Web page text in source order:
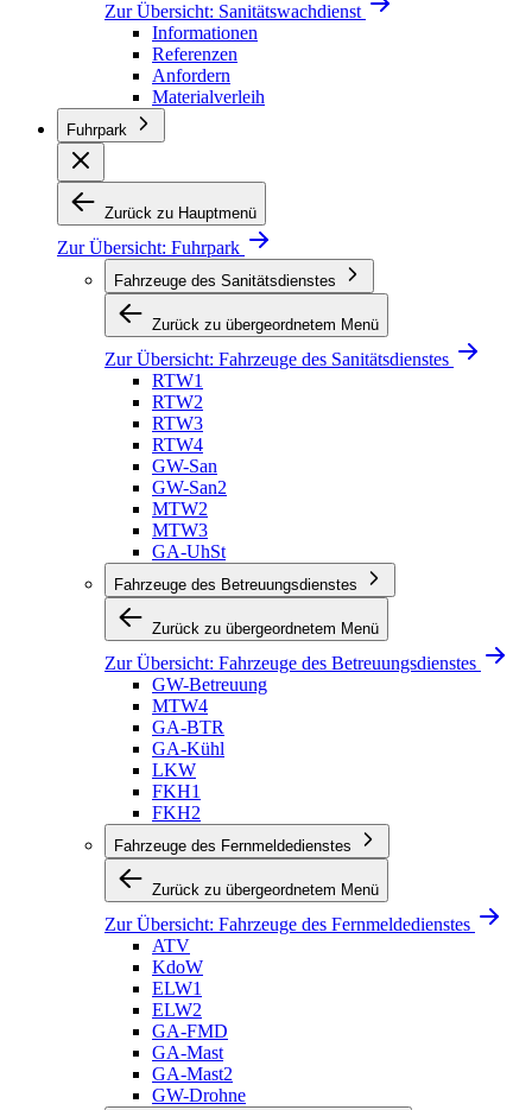
Zur Übersicht: Sanitätswachdienst
Informationen
Referenzen
Anfordern
Materialverleih
Fuhrpark
Zurück zu Hauptmenü
Zur Übersicht: Fuhrpark
Fahrzeuge des Sanitätsdienstes
Zurück zu übergeordnetem Menü
Zur Übersicht: Fahrzeuge des Sanitätsdienstes
RTW1
RTW2
RTW3
RTW4
GW-San
GW-San2
MTW2
MTW3
GA-UhSt
Fahrzeuge des Betreuungsdienstes
Zurück zu übergeordnetem Menü
Zur Übersicht: Fahrzeuge des Betreuungsdienstes
GW-Betreuung
MTW4
GA-BTR
GA-Kühl
LKW
FKH1
FKH2
Fahrzeuge des Fernmeldedienstes
Zurück zu übergeordnetem Menü
Zur Übersicht: Fahrzeuge des Fernmeldedienstes
ATV
KdoW
ELW1
ELW2
GA-FMD
GA-Mast
GA-Mast2
GW-Drohne